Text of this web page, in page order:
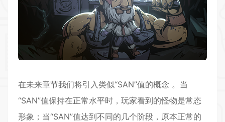
在未来章节我们将引入类似“SAN”值的概念 。当
“SAN”值保持在正常水平时，玩家看到的怪物是常态
形象；当“SAN”值达到不同的几个阶段，原本正常的